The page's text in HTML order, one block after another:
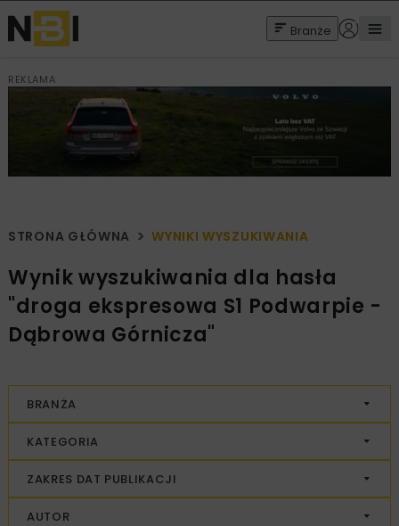
Branże
REKLAMA
STRONA GŁÓWNA WYNIKI WYSZUKIWANIA
Wynik wyszukiwania dla hasła
"droga ekspresowa S1 Podwarpie -
Dąbrowa Górnicza"
BRANŻA
KATEGORIA
ZAKRES DAT PUBLIKACJI
AUTOR